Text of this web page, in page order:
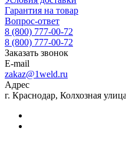
Гарантия на товар
Вопрос-ответ
8 (800) 777-00-72
8 (800) 777-00-72
Заказать звонок
E-mail
zakaz@1weld.ru
Адрес
г. Краснодар, Колхозная